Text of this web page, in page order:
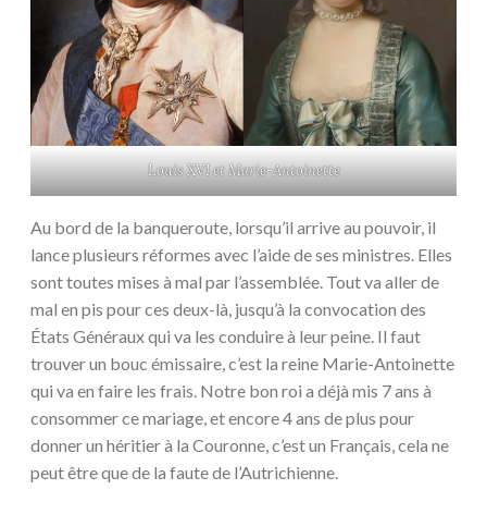
Louis XVI et Marie-Antoinette
Au bord de la banqueroute, lorsqu’il arrive au pouvoir, il
lance plusieurs réformes avec l’aide de ses ministres. Elles
sont toutes mises à mal par l’assemblée. Tout va aller de
mal en pis pour ces deux-là, jusqu’à la convocation des
États Généraux qui va les conduire à leur peine. Il faut
trouver un bouc émissaire, c’est la reine Marie-Antoinette
qui va en faire les frais. Notre bon roi a déjà mis 7 ans à
consommer ce mariage, et encore 4 ans de plus pour
donner un héritier à la Couronne, c’est un Français, cela ne
peut être que de la faute de l’Autrichienne.